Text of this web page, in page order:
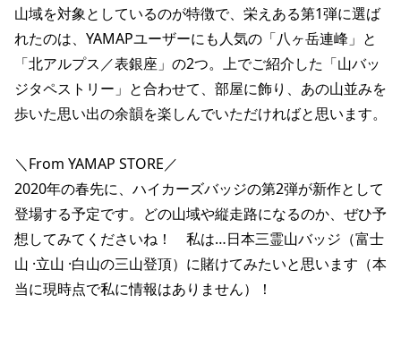
山域を対象としているのが特徴で、栄えある第1弾に選ば
れたのは、YAMAPユーザーにも人気の「八ヶ岳連峰」と
「北アルプス／表銀座」の2つ。上でご紹介した「山バッ
ジタペストリー」と合わせて、部屋に飾り、あの山並みを
歩いた思い出の余韻を楽しんでいただければと思います。
＼From YAMAP STORE／
2020年の春先に、ハイカーズバッジの第2弾が新作として
登場する予定です。どの山域や縦走路になるのか、ぜひ予
想してみてくださいね！ 私は…日本三霊山バッジ（富士
山 ·立山 ·白山の三山登頂）に賭けてみたいと思います（本
当に現時点で私に情報はありません）！